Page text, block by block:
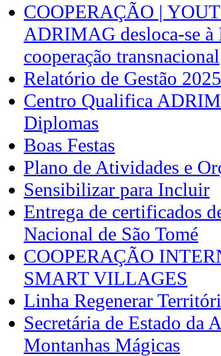
COOPERAÇÃO |
ADRIMAG desloca-se
cooperação transnacional
Relatório de Gestão 2025
Centro Qualifica
Diplomas
Boas Festas
Plano de Atividades e
Sensibilizar para Incluir
Entrega de certificados
Nacional de São Tomé
COOPERAÇÃO
SMART VILLAGES
Linha Regenerar
Secretária de Estado da
Montanhas Mágicas